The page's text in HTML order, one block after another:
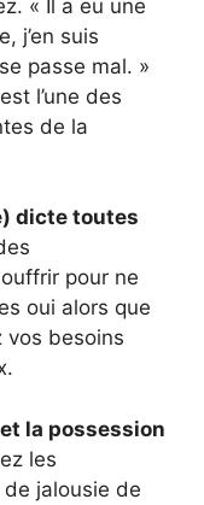
« Il a eu une
j’en suis
passe mal. »
l’une des
de la
dicte toutes
pour ne
oui alors que
vos besoins
la possession
les
jalousie de